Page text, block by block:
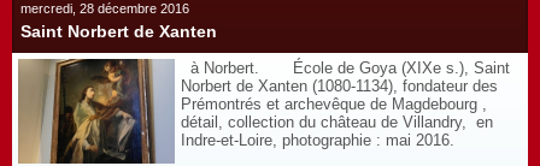
mercredi, 28 décembre 2016
Saint Norbert de Xanten
à Norbert. École de Goya (XIXe s.), Saint
Norbert de Xanten (1080-1134), fondateur des
Prémontrés et archevêque de Magdebourg ,
détail, collection du château de Villandry, en
Indre-et-Loire, photographie : mai 2016.